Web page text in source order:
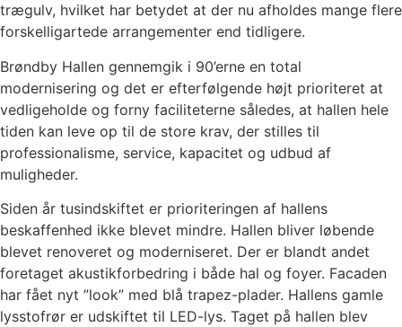
trægulv, hvilket har betydet at der nu afholdes mange flere
forskelligartede arrangementer end tidligere.
Brøndby Hallen gennemgik i 90’erne en total
modernisering og det er efterfølgende højt prioriteret at
vedligeholde og forny faciliteterne således, at hallen hele
tiden kan leve op til de store krav, der stilles til
professionalisme, service, kapacitet og udbud af
muligheder.
Siden år tusindskiftet er prioriteringen af hallens
beskaffenhed ikke blevet mindre. Hallen bliver løbende
blevet renoveret og moderniseret. Der er blandt andet
foretaget akustikforbedring i både hal og foyer. Facaden
har fået nyt ”look” med blå trapez-plader. Hallens gamle
lysstofrør er udskiftet til LED-lys. Taget på hallen blev